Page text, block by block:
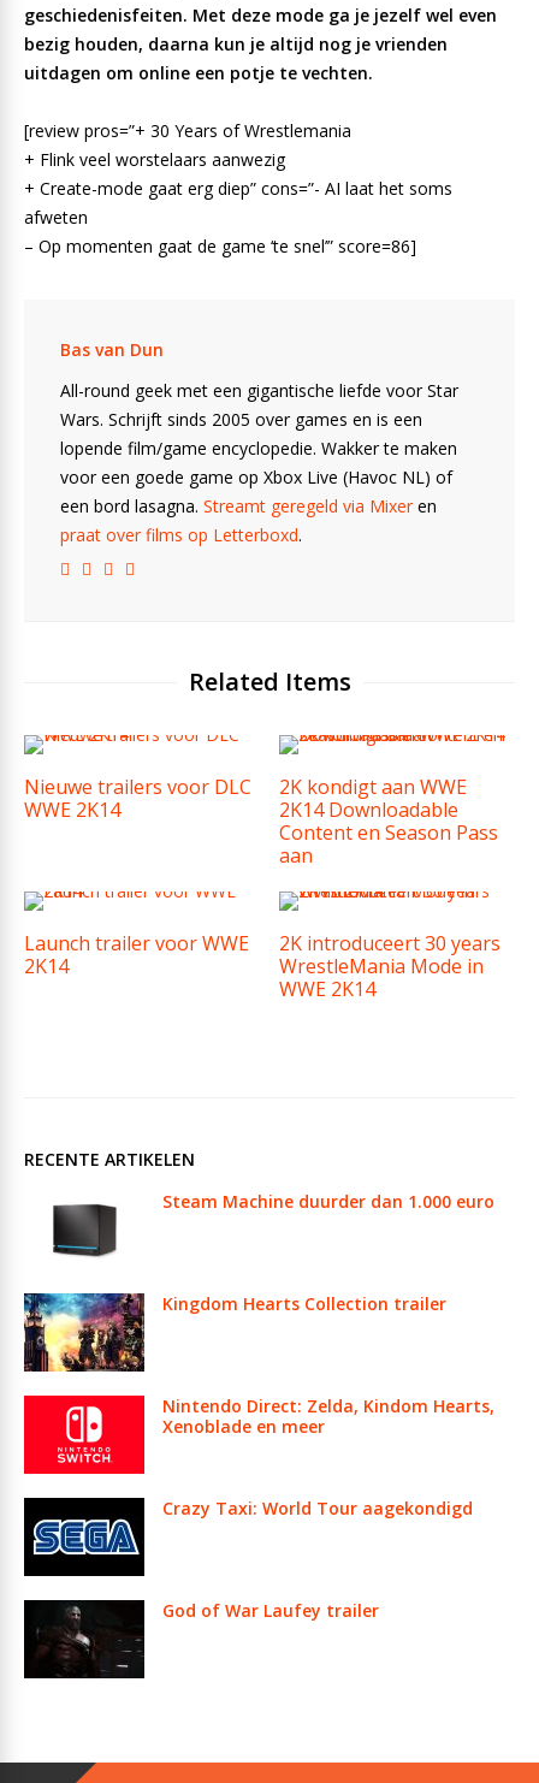
geschiedenisfeiten. Met deze mode ga je jezelf wel even
bezig houden, daarna kun je altijd nog je vrienden
uitdagen om online een potje te vechten.
[review pros=”+ 30 Years of Wrestlemania
+ Flink veel worstelaars aanwezig
+ Create-mode gaat erg diep” cons=”- AI laat het soms
afweten
– Op momenten gaat de game ‘te snel’” score=86]
Bas van Dun
All-round geek met een gigantische liefde voor Star
Wars. Schrijft sinds 2005 over games en is een
lopende film/game encyclopedie. Wakker te maken
voor een goede game op Xbox Live (Havoc NL) of
een bord lasagna. Streamt geregeld via Mixeren
praat over films op Letterboxd.
Related Items
Nieuwe trailers voor DLC
WWE 2K14
2K kondigt aan WWE
2K14 Downloadable
Content en Season Pass
aan
Launch trailer voor WWE
2K14
2K introduceert 30 years
WrestleMania Mode in
WWE 2K14
RECENTE ARTIKELEN
Steam Machine duurder dan 1.000 euro
Kingdom Hearts Collection trailer
Nintendo Direct: Zelda, Kindom Hearts,
Xenoblade en meer
Crazy Taxi: World Tour aagekondigd
God of War Laufey trailer